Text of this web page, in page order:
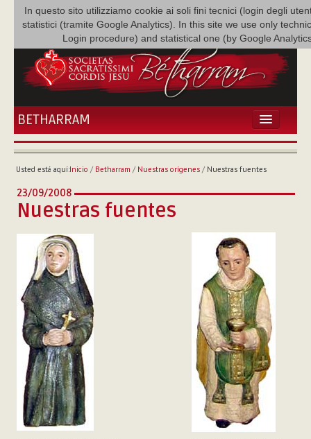
In questo sito utilizziamo cookie ai soli fini tecnici (login degli
statistici (tramite Google Analytics). In this site we use only
Login procedure) and statistical one (by Google
BETHARRAM
INICIO
FAMILIA
MISIÓN
NEF
MULTIMEDIA
P. AUGUSTO ETCHECOPAR
Usted está aquí:Inicio / Betharram / Nuestras orígenes/ Nuestras fuentes
23/09/2008
Nuestras fuentes